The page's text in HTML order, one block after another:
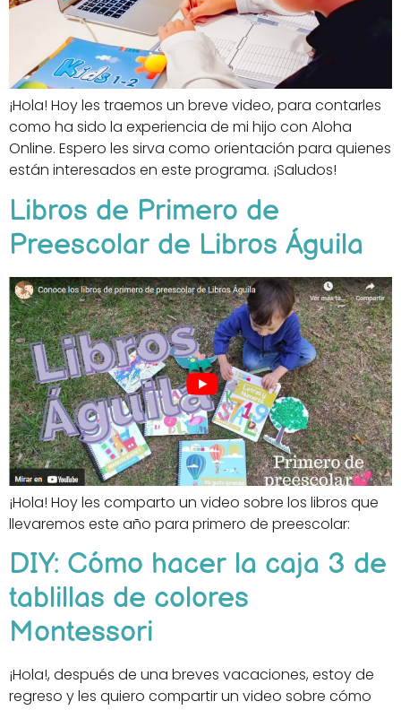
¡Hola! Hoy les traemos un breve video, para contarles
como ha sido la experiencia de mi hijo con Aloha
Online. Espero les sirva como orientación para quienes
están interesados en este programa. ¡Saludos!
Libros de Primero de
Preescolar de Libros Águila
¡Hola! Hoy les comparto un video sobre los libros que
llevaremos este año para primero de preescolar:
DIY: Cómo hacer la caja 3 de
tablillas de colores
Montessori
¡Hola!, después de una breves vacaciones, estoy de
regreso y les quiero compartir un video sobre cómo